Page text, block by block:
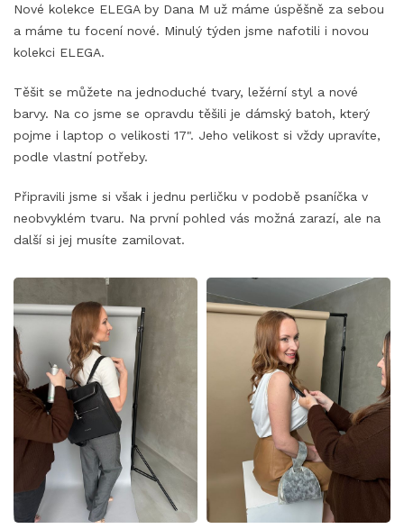
Nové kolekce ELEGA by Dana M už máme úspěšně za sebou
a máme tu focení nové. Minulý týden jsme nafotili i novou
kolekci ELEGA.
Těšit se můžete na jednoduché tvary, ležérní styl a nové
barvy. Na co jsme se opravdu těšili je dámský batoh, který
pojme i laptop o velikosti 17". Jeho velikost si vždy upravíte,
podle vlastní potřeby.
Připravili jsme si však i jednu perličku v podobě psaníčka v
neobvyklém tvaru. Na první pohled vás možná zarazí, ale na
další si jej musíte zamilovat.